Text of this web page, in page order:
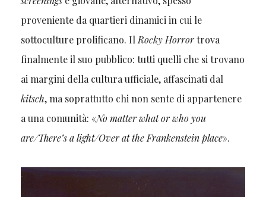
proveniente da quartieri dinamici in cui le
sottoculture prolificano. IlRocky Horrortrova
finalmente il suo pubblico: tutti quelli che si trovano
ai margini della cultura ufficiale, affascinati dal
kitsch, ma soprattutto chi non sente di appartenere
a una comunità: «No matter what or who you
are/There’s a light/Over at the Frankenstein place».